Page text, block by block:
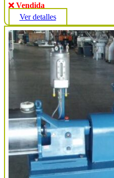
Vendida
Ver detalles